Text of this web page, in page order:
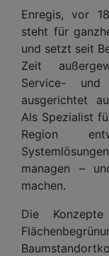
Enregis, vor
steht für
und setzt seit
Zeit
Service- und
ausgerichtet
Als Spezialist
Region
managen –
machen.
Die Konzepte